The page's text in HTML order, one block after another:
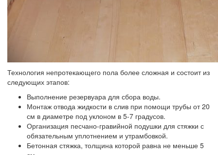
Технология непротекающего пола более сложная и состоит из
следующих этапов:
Выполнение резервуара для сбора воды.
Монтаж отвода жидкости в слив при помощи трубы от 20
см в диаметре под уклоном в 5-7 градусов.
Организация песчано-гравийной подушки для стяжки с
обязательным уплотнением и утрамбовкой.
Бетонная стяжка, толщина которой равна не меньше 5